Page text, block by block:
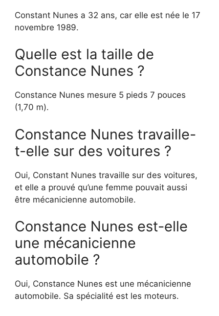
Constant Nunes a 32 ans, car elle est née le 17
novembre 1989.
Quelle est la taille de
Constance Nunes ?
Constance Nunes mesure 5 pieds 7 pouces
(1,70 m).
Constance Nunes travaille-
t-elle sur des voitures ?
Oui, Constant Nunes travaille sur des voitures,
et elle a prouvé qu’une femme pouvait aussi
être mécanicienne automobile.
Constance Nunes est-elle
une mécanicienne
automobile ?
Oui, Constance Nunes est une mécanicienne
automobile. Sa spécialité est les moteurs.